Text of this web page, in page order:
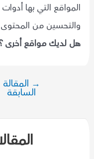
المواقع التي بها
والتحسين من
هل لديك مواقع أخرى
تصفّح→ المقالة
السابقة